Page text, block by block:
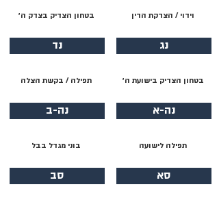
וידוי / הצדקת הדין
נג
בטחון הצדיק בישועת ה׳
נה-א
תפילה לישועה
סא
בטחון הצדיק בצדק ה׳
נד
תפילה / בקשת הצלה
נה-ב
בוני מגדל בבל
סב